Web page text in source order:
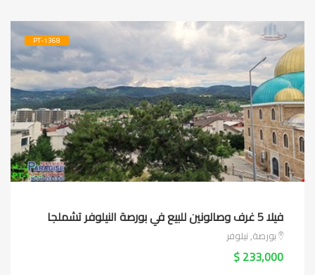
PT-1368
فيلا 5 غرف وصالونين للبيع في بورصة النيلوفر تشملجا
بورصة, نيلوفر
233,000 $